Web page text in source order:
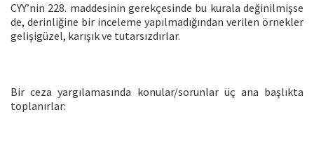
CYY’nin 228. maddesinin gerekçesinde bu kurala değinilmişse
de, derinliğine bir inceleme yapılmadığından verilen örnekler
gelişigüzel, karışık ve tutarsızdırlar.
Bir ceza yargılamasında konular/sorunlar üç ana başlıkta
toplanırlar: